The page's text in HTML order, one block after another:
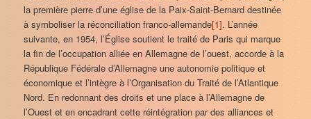
la première pierre d’une église de la Paix-Saint-Bernard destinée
à symboliser la réconciliation franco-allemande[1]. L’année
suivante, en 1954, l’Église soutient le traité de Paris qui marque
la fin de l’occupation alliée en Allemagne de l’ouest, accorde à la
République Fédérale d’Allemagne une autonomie politique et
économique et l’intègre à l’Organisation du Traité de l’Atlantique
Nord. En redonnant des droits et une place à l’Allemagne de
l’Ouest et en encadrant cette réintégration par des alliances et